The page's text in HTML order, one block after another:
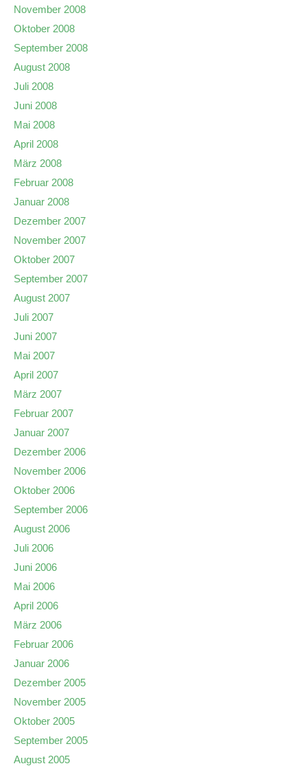
November 2008
Oktober 2008
September 2008
August 2008
Juli 2008
Juni 2008
Mai 2008
April 2008
März 2008
Februar 2008
Januar 2008
Dezember 2007
November 2007
Oktober 2007
September 2007
August 2007
Juli 2007
Juni 2007
Mai 2007
April 2007
März 2007
Februar 2007
Januar 2007
Dezember 2006
November 2006
Oktober 2006
September 2006
August 2006
Juli 2006
Juni 2006
Mai 2006
April 2006
März 2006
Februar 2006
Januar 2006
Dezember 2005
November 2005
Oktober 2005
September 2005
August 2005